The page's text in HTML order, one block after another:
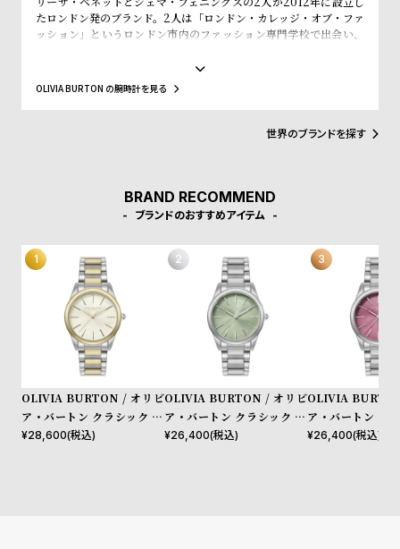
l
e
たロンドン発のブランド。2人は「ロンドン・カレッジ・オブ・ファ
ッション」というロンドン市内のファッション専門学校で出会い、
ルフリッジズ)というイギリスの有名高級百貨店とASOS(エイソス)
という世界的にも有名なWeb Shopでバイイング経験を積み、低価
格でスタイリッシュなファッションの先駆けとなるような腕時計の
ブランドが市場になかったことに目をつけ、ブランドの設立を決め
ました。2人はファッション業界での経験を活かして、フェミニンさ
ーション、そこにファッショントレンドからコンテンポラリーなエ
ッセンスを加え、シンプルで上品な腕時計に仕上げています。洋服
自分だけのオリジナルクローゼットを作れるようにと考えられてい
ます。
OLIVIA BURTON の腕時計を見る
世界のブランドを探す
BRAND RECOMMEND
ブランドのおすすめアイテム
OLIVIA BURTON / オリビ
ア・バートン クラシック 34
mm グロウフル アイボリー
¥28,600(税込)
OLIVIA BURTON / オリビ
ア・バートン クラシック 34
mm グロウフル ミントグリ
¥26,400(税込)
OLIVIA
ア・バートン ク
mm グロウフル
¥26,400(税込)